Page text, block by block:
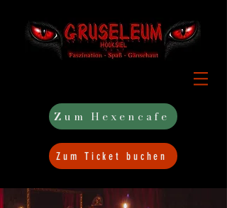
Zum Hexencafe
Zum Ticket buchen